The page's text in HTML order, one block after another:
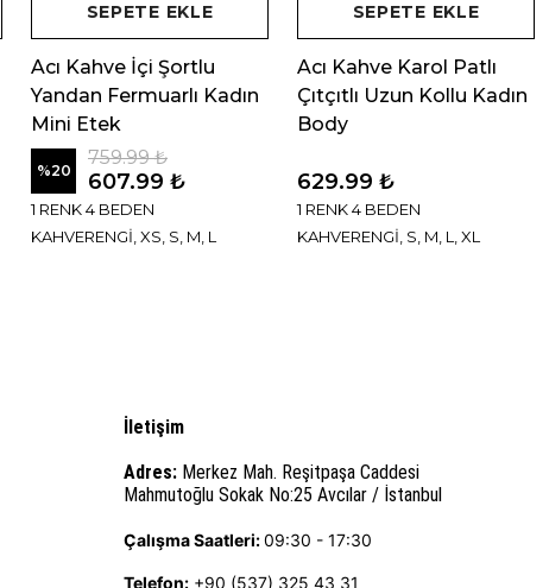
SEPETE EKLE
Acı Kahve İçi Şortlu
Yandan Fermuarlı Kadın
Mini Etek
%20
759.99 ₺
607.99 ₺
1 RENK 4 BEDEN
KAHVERENGİ, XS, S, M, L
SEPETE EKLE
Acı Kahve Karol Patlı
Çıtçıtlı Uzun Kollu Kadın
Body
629.99 ₺
1 RENK 4 BEDEN
KAHVERENGİ, S, M, L, XL
İletişim
Adres: Merkez Mah. Reşitpaşa Caddesi
Mahmutoğlu Sokak No:25 Avcılar / İstanbul
Çalışma Saatleri:09:30 - 17:30
Telefon: +90 (537) 325 43 31